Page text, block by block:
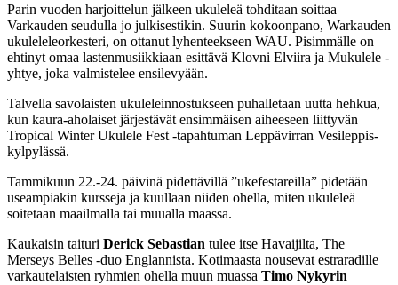
Parin vuoden harjoittelun jälkeen ukuleleä tohditaan soittaa
Varkauden seudulla jo julkisestikin. Suurin kokoonpano, Warkauden
ukuleleleorkesteri, on ottanut lyhenteekseen WAU. Pisimmälle on
ehtinyt omaa lastenmusiikkiaan esittävä Klovni Elviira ja Mukulele -
yhtye, joka valmistelee ensilevyään.
Talvella savolaisten ukuleleinnostukseen puhalletaan uutta hehkua,
kun kaura-aholaiset järjestävät ensimmäisen aiheeseen liittyvän
Tropical Winter Ukulele Fest -tapahtuman Leppävirran Vesileppis-
kylpylässä.
Tammikuun 22.-24. päivinä pidettävillä ”ukefestareilla” pidetään
useampiakin kursseja ja kuullaan niiden ohella, miten ukuleleä
soitetaan maailmalla tai muualla maassa.
Kaukaisin taituri Derick Sebastian tulee itse Havaijilta, The
Merseys Belles -duo Englannista. Kotimaasta nousevat estraradille
varkautelaisten ryhmien ohella muun muassa Timo Nykyrin